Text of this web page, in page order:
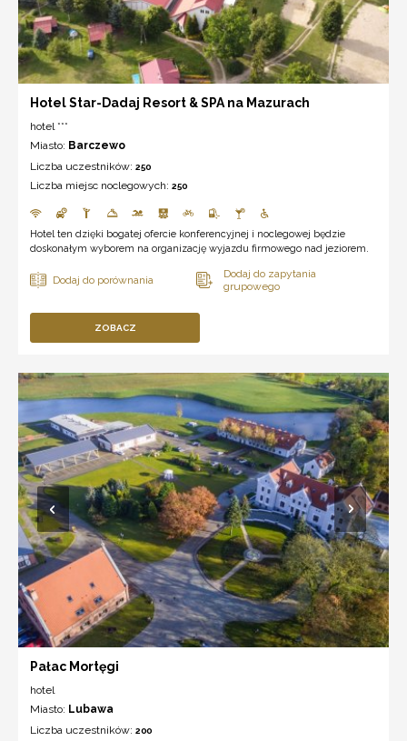
Hotel Star-Dadaj Resort & SPA na Mazurach
hotel ***
Miasto: Barczewo
Liczba uczestników: 250
Liczba miejsc noclegowych: 250
Hotel ten dzięki bogatej ofercie konferencyjnej i noclegowej będzie
doskonałym wyborem na organizację wyjazdu firmowego nad jeziorem.
ZOBACZ
Pałac Mortęgi
hotel
Miasto: Lubawa
Liczba uczestników: 200